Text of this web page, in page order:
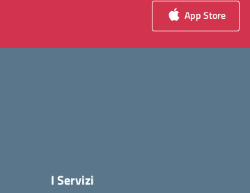
App Store
I Servizi